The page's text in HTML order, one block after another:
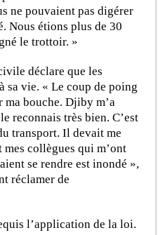
ne pouvaient pas digérer
Nous étions plus de 30
le trottoir. »
déclare que les
sa vie. « Le coup de poing
ma bouche. Djiby m’a
reconnais très bien. C’est
transport. Il devait me
collègues qui m’ont
se rendre est inondé »,
réclamer de
l’application de la loi.